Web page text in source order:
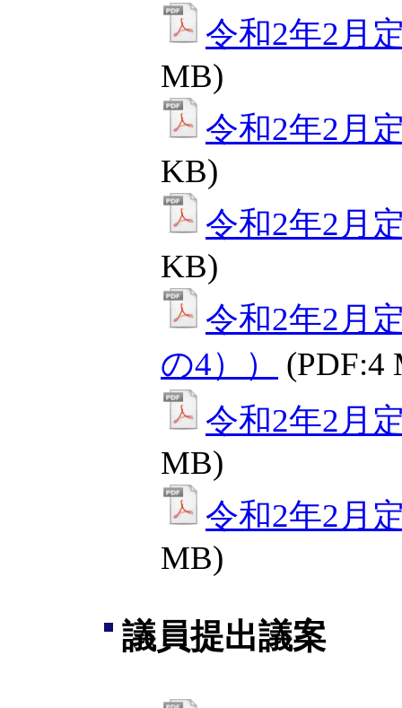
令和2年2月
MB)
令和2年2月
KB)
令和2年2月
KB)
令和2年2月
の4））
(PDF:4
令和2年2月
MB)
令和2年2月
MB)
議員提出議案